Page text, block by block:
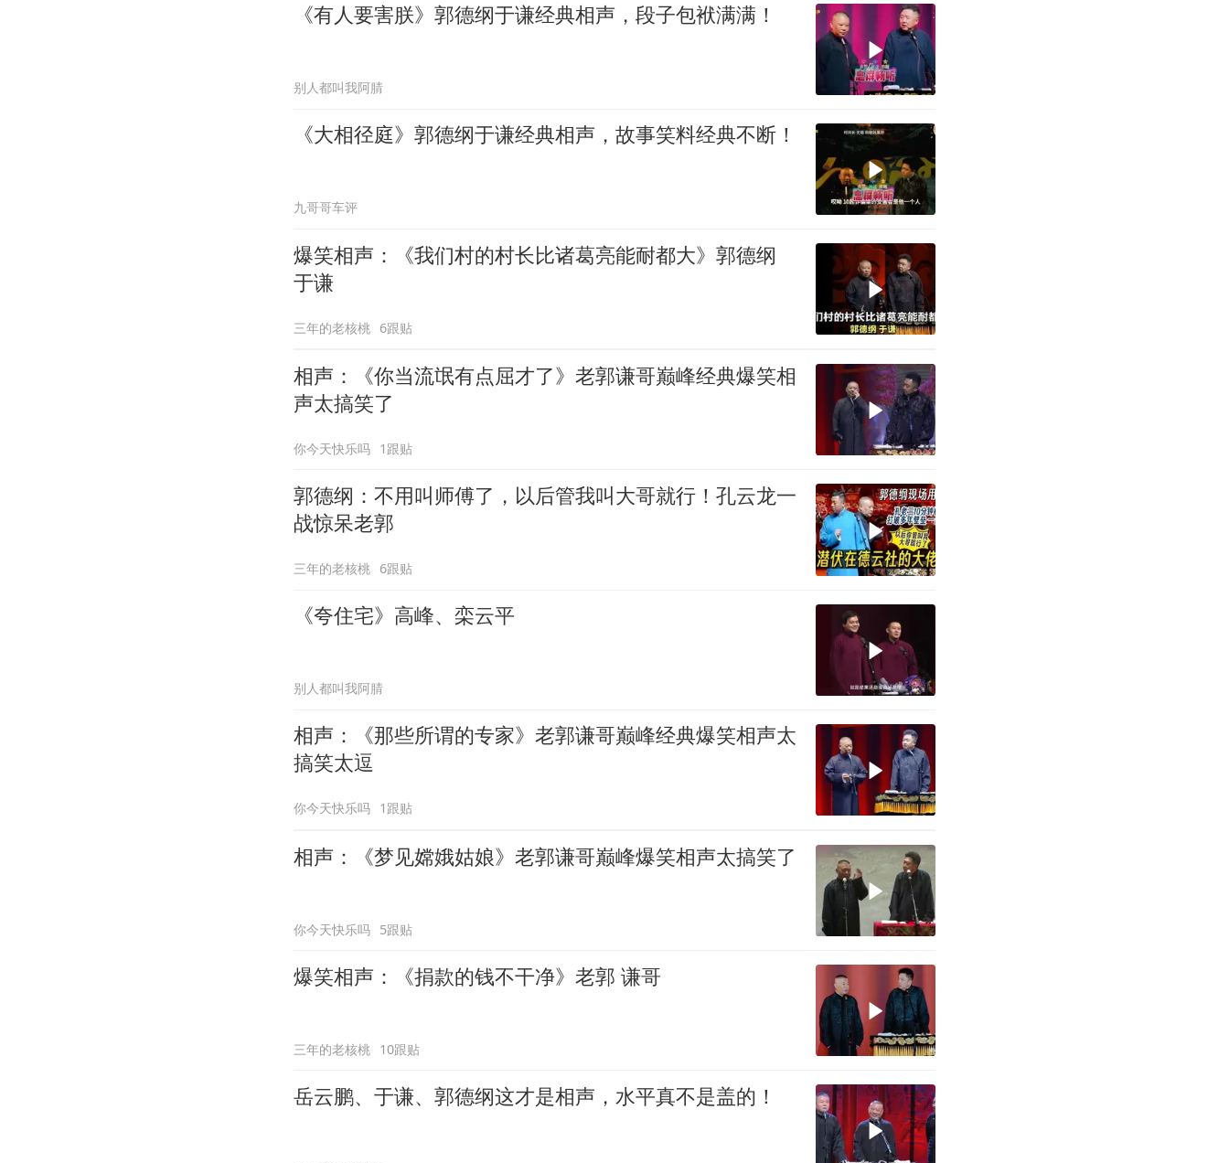
《有人要害朕》郭德纲于谦经典相声，段子包袱满满！
别人都叫我阿腈
《大相径庭》郭德纲于谦经典相声，故事笑料经典不断！
九哥哥车评
爆笑相声：《我们村的村长比诸葛亮能耐都大》郭德纲
于谦
三年的老核桃 6跟贴
相声：《你当流氓有点屈才了》老郭谦哥巅峰经典爆笑相
声太搞笑了
你今天快乐吗 1跟贴
郭德纲：不用叫师傅了，以后管我叫大哥就行！孔云龙一
战惊呆老郭
三年的老核桃 6跟贴
《夸住宅》高峰、栾云平
别人都叫我阿腈
相声：《那些所谓的专家》老郭谦哥巅峰经典爆笑相声太
搞笑太逗
你今天快乐吗 1跟贴
相声：《梦见嫦娥姑娘》老郭谦哥巅峰爆笑相声太搞笑了
你今天快乐吗 5跟贴
爆笑相声：《捐款的钱不干净》老郭 谦哥
三年的老核桃 10跟贴
岳云鹏、于谦、郭德纲这才是相声，水平真不是盖的！